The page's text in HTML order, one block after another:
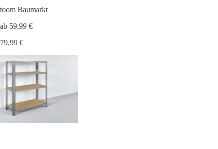
toom Baumarkt
ab 59,99 €
79,99 €